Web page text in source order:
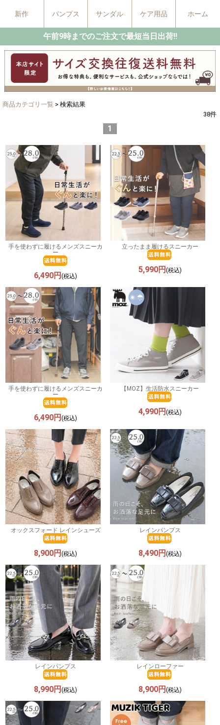
新作 パンプス サンダル ケア用品 ホーム
午前9時までのご注文で最短当日出荷!!
商品カテゴリ一覧 > 検索結果
38件
1
手を使わずに履けるメンズスニーカ
ー
6,490円(税込)
立ったまま履けるスニーカー
5,990円 (税込)
手を使わずに履けるメンズスニーカ
ー
6,490円(税込)
【MOZ】生活防水スニーカー
4,990円 (税込)
オックスフォード レインシューズ
8,900円(税込)
レインパンプス
8,490円 (税込)
レインパンプス
8,990円(税込)
レインローファー
8,900円 (税込)